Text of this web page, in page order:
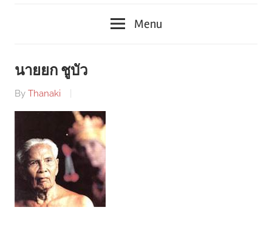
Menu
นายยก ชูบัว
By Thanaki